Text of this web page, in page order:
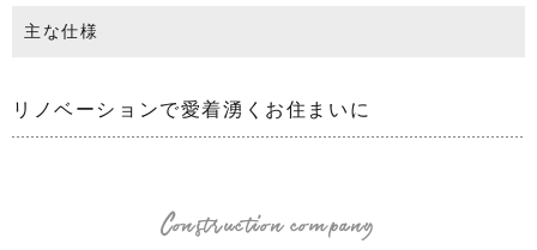
主な仕様
リノベーションで愛着湧くお住まいに
Construction company